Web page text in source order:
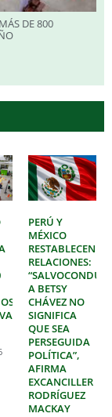
DE 800
PERÚ Y
MÉXICO
RESTABLECEN
RELACIONES:
A BETSY
CHÁVEZ NO
SIGNIFICA
QUE SEA
PERSEGUIDA
POLÍTICA”,
AFIRMA
EXCANCILLER
RODRÍGUEZ
MACKAY